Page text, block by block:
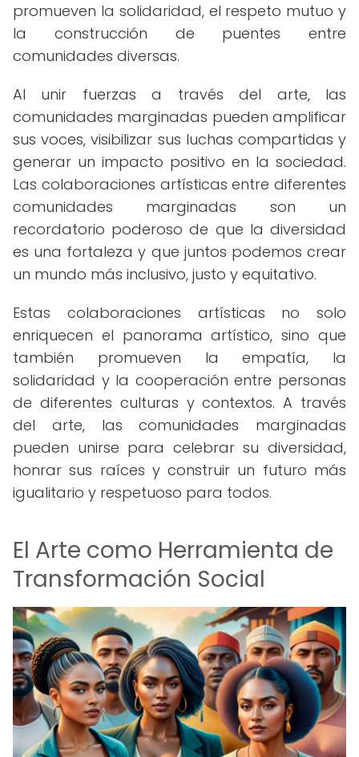
promueven la solidaridad, el respeto mutuo y
la construcción de puentes entre
comunidades diversas.
Al unir fuerzas a través del arte, las
comunidades marginadas pueden amplificar
sus voces, visibilizar sus luchas compartidas y
generar un impacto positivo en la sociedad.
Las colaboraciones artísticas entre diferentes
comunidades marginadas son un
recordatorio poderoso de que la diversidad
es una fortaleza y que juntos podemos crear
un mundo más inclusivo, justo y equitativo.
Estas colaboraciones artísticas no solo
enriquecen el panorama artístico, sino que
también promueven la empatía, la
solidaridad y la cooperación entre personas
de diferentes culturas y contextos. A través
del arte, las comunidades marginadas
pueden unirse para celebrar su diversidad,
honrar sus raíces y construir un futuro más
igualitario y respetuoso para todos.
El Arte como Herramienta de
Transformación Social